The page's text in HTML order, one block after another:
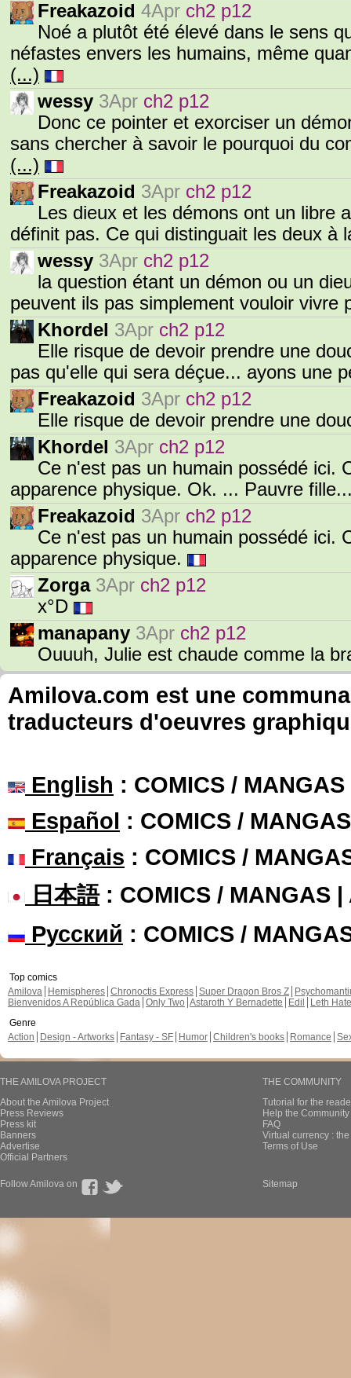
Freakazoid 4Apr ch2 p12
Noé a plutôt été élevé dans le sens
néfastes envers les humains, même
(...)
wessy 3Apr ch2 p12
Donc ce pointer et exorciser un
sans chercher à savoir le pourquoi du
(...)
Freakazoid 3Apr ch2 p12
Les dieux et les démons ont un libre
définit pas. Ce qui distinguait les deux à
wessy 3Apr ch2 p12
la question étant un démon ou un
peuvent ils pas simplement vouloir
Khordel 3Apr ch2 p12
Elle risque de devoir prendre une
pas qu'elle qui sera déçue... ayons une
Freakazoid 3Apr ch2 p12
Elle risque de devoir prendre une
Khordel 3Apr ch2 p12
Ce n'est pas un humain possédé ici.
apparence physique. Ok. ... Pauvre
Freakazoid 3Apr ch2 p12
Ce n'est pas un humain possédé ici.
apparence physique.
Zorga 3Apr ch2 p12
x°D
manapany 3Apr ch2 p12
Ouuuh, Julie est chaude comme la
Amilova.com est une
traducteurs d'oeuvres
English : COMICS /
Español : COMICS /
Français : COMICS /
日本語: COMICS / MANGAS |
Русский : COMICS /
Top comics
Amilova
Hemispheres Chronoctis Express Super Dragon Bros Z
Bienvenidos A República Gada Only Two Astaroth Y Bernadette Edil
Leth Hate
Genre
Action
Design - Artworks Fantasy - SF Humor Children's books Romance
THE AMILOVA PROJECT
About the Amilova Project
Press Reviews
Press kit
Banners
Advertise
Official Partners
THE COMMUNITY
Tutorial for the
Help the
FAQ
Virtual currency :
Terms of Use
Follow Amilova on Sitemap